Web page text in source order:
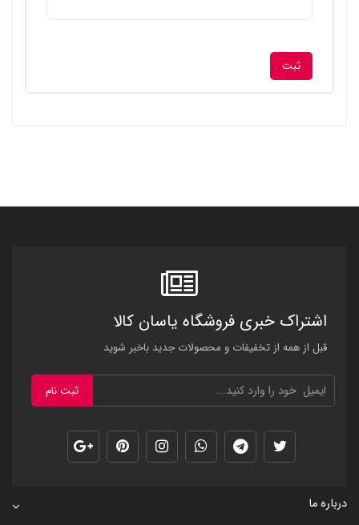
اشتراک خبری فروشگاه یاسان کالا
قبل از همه از تخفیفات و محصولات جدید باخبر شوید
ثبت نام
درباره ما